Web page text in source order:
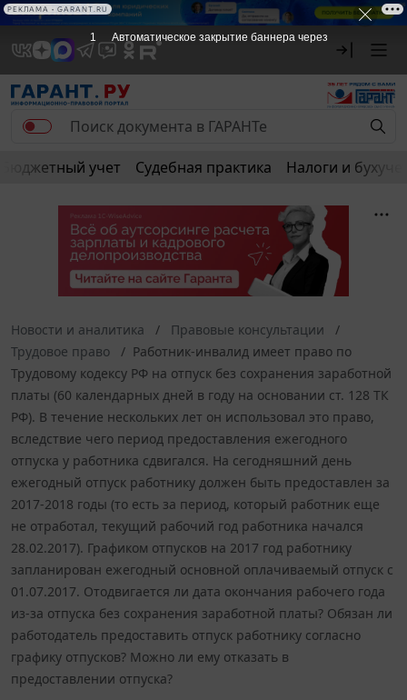
РЕКЛАМА
Бюджетный учет Судебная практика Налоги и
Новости и аналитика
Правовые консультации
Трудовое право
Работник-инвалид имеет право по
Трудовому кодексу РФ на отпуск без сохранения заработной
платы (60 календарных дней в году на основании ст. 128 ТК
РФ). В течение нескольких лет он использовал это право,
вследствие чего период предоставления ежегодного
отпуска у работника сдвигался. На сегодняшний день
ежегодный отпуск работнику должен быть предоставлен за
2017-2018 годы (то есть за период, который работник еще
не отработал, текущий рабочий год работника начался
28.02.2017). Графиком отпусков на 2017 год работнику
запланирован ежегодный основной оплачиваемый отпуск с
01.07.2017. Отодвигается ли дата окончания рабочего года
из-за отпуска без сохранения заработной платы? Обязан ли
работодатель предоставить отпуск работнику согласно
графику отпусков? Можно ли ему отказать в
предоставлении отпуска?
1 Автоматическое закрытие баннера через
РЕКЛАМА • GARANT.RU